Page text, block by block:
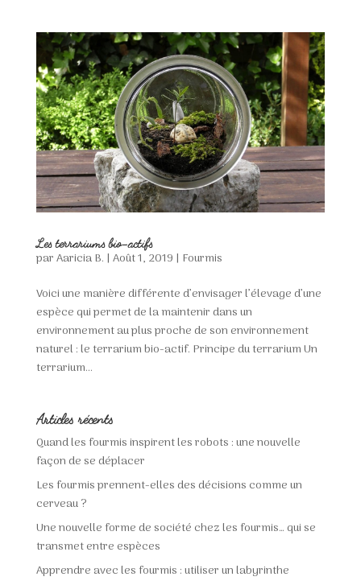
Les terrariums bio-actifs
parAaricia B. | Août 1, 2019 | Fourmis
Voici une manière différente d’envisager l’élevage d’une
espèce qui permet de la maintenir dans un
environnement au plus proche de son environnement
naturel : le terrarium bio-actif. Principe du terrarium Un
terrarium...
Articles récents
Quand les fourmis inspirent les robots : une nouvelle
façon de se déplacer
Les fourmis prennent-elles des décisions comme un
cerveau ?
Une nouvelle forme de société chez les fourmis… qui se
transmet entre espèces
Apprendre avec les fourmis : utiliser un labyrinthe